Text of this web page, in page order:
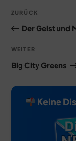
Vorheriger
Beitrag
ZURÜCK
Der Geist und
Nächster
Beitrag
WEITER
Big City Greens
Keine